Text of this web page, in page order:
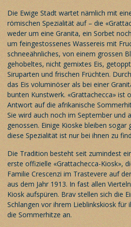
Die Ewige Stadt wartet nämlich mit
römischen Spezialität auf – die
weder um eine Granita, ein Sorbet
um feingestossenes Wassereis mit
schneeähnliches, von einem grossen
gehobeltes, nicht gemixtes Eis,
Siruparten und frischen Früchten.
das Eis voluminöser als bei einer
bunten Kunstwerk. «Grattachecca» ist
Antwort auf die afrikanische
Sie wird auch noch im September und
genossen. Einige Kioske bleiben
diese Spezialität ist nur bei ihnen zu
Die Tradition besteht seit zumindest
erste offizielle «Grattachecca-Kiosk»,
Familie Crescenzi im Trastevere auf
aus dem Jahr 1913. In fast allen
Kiosk aufspüren. Brav stellen sich die
Schlangen vor ihrem Lieblinkskiosk für
die Sommerhitze an.